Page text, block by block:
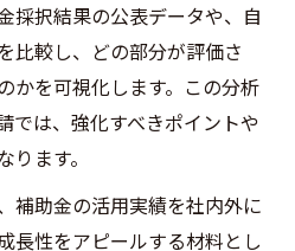
採択結果の公表データや、自
比較し、どの部分が評価さ
かを可視化します。この分析
では、強化すべきポイントや
ます。
補助金の活用実績を社内外に
長性をアピールする材料とし